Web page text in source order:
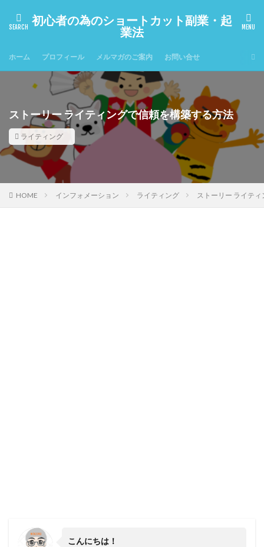
初心者の為のショートカット副業・起
業法
ホーム プロフィール メルマガのご案内 お問い合せ
ストーリー ライティングで信頼を構築する方法
ライティング
HOME インフォメーション ライティング ストーリー ライテ
こんにちは！